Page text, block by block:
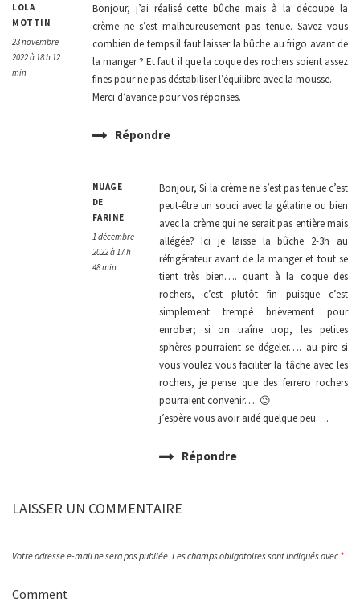
LOLA
MOTTIN
23 novembre
2022 à 18 h 12
min
Bonjour, j’ai réalisé cette bûche mais à la découpe la
crème ne s’est malheureusement pas tenue. Savez vous
combien de temps il faut laisser la bûche au frigo avant de
la manger ? Et faut il que la coque des rochers soient assez
fines pour ne pas déstabiliser l’équilibre avec la mousse.
Merci d’avance pour vos réponses.
Répondre
NUAGE
DE
FARINE
1 décembre
2022 à 17 h
48 min
Bonjour, Si la crème ne s’est pas tenue c’est
peut-être un souci avec la gélatine ou bien
avec la crème qui ne serait pas entière mais
allégée? Ici je laisse la bûche 2-3h au
réfrigérateur avant de la manger et tout se
tient très bien…. quant à la coque des
rochers, c’est plutôt fin puisque c’est
simplement trempé brièvement pour
enrober; si on traîne trop, les petites
sphères pourraient se dégeler…. au pire si
vous voulez vous faciliter la tâche avec les
rochers, je pense que des ferrero rochers
pourraient convenir…. 😉
j’espère vous avoir aidé quelque peu….
Répondre
LAISSER UN COMMENTAIRE
Votre adresse e-mail ne sera pas publiée. Les champs obligatoires sont indiqués avec *
Comment